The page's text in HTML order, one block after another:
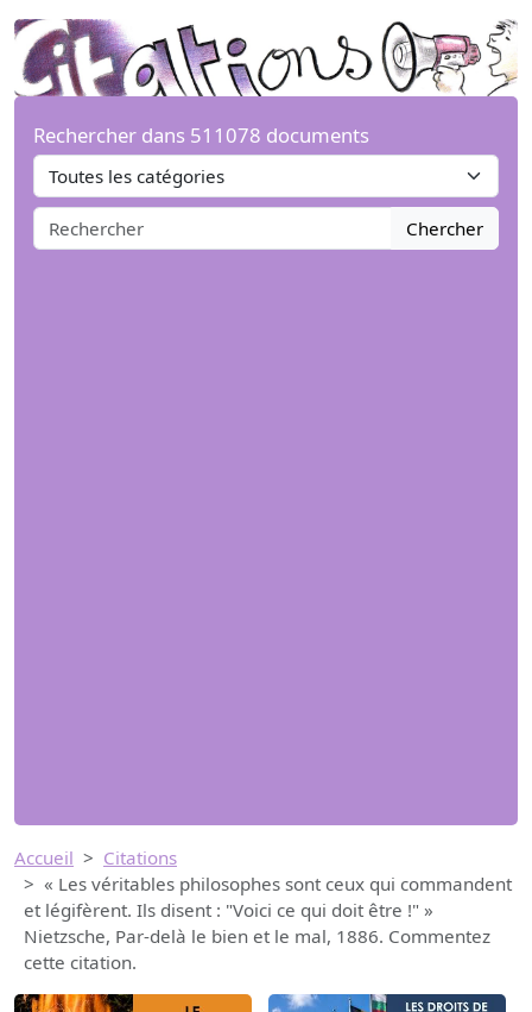
Rechercher dans 511078 documents
Chercher
Accueil
Citations
« Les véritables philosophes sont ceux qui commandent
et légifèrent. Ils disent : "Voici ce qui doit être !" »
Nietzsche, Par-delà le bien et le mal, 1886. Commentez
cette citation.